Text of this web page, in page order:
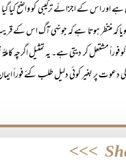
ہے اور اس کے اجزائے ترکیبی کو
کہ منتظر ہوتا ہے کہ جونہی آگ اس
مشتعل کر دیتی ہے۔ یہ تمثیل اگرچہ
کی دعوت پر بغیر کوئی دلیل طلب کئے
>>>